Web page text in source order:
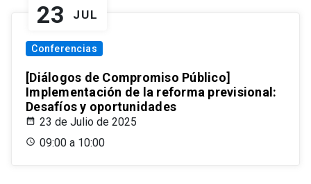
23 JUL
Conferencias
[Diálogos de Compromiso Público]
Implementación de la reforma previsional:
Desafíos y oportunidades
23 de Julio de 2025
09:00 a 10:00